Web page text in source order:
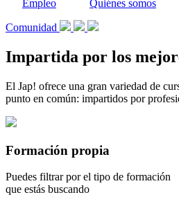
Empleo Quiénes somos
Comunidad
Impartida por los
El Jap! ofrece una gran variedad de
punto en común: impartidos por
Formación propia
Puedes filtrar por el tipo de formación
que estás buscando